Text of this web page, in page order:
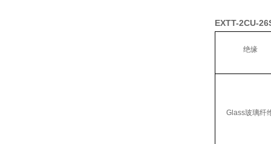
EXTT-2CU-
绝缘
Glass玻璃纤